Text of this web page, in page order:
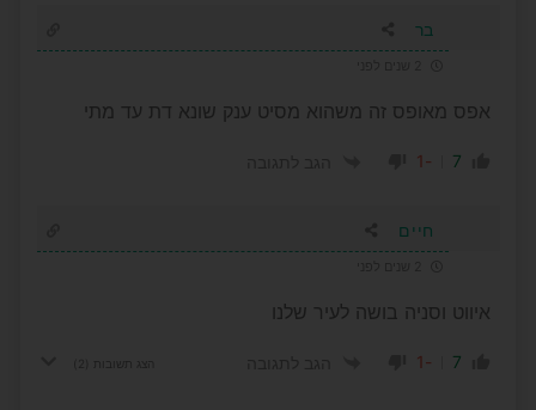
בר
אפס מאופס זה משהוא מסיט ענק שונא דת עד מתי
7
-1
חיים
איווט וסניה בושה לעיר שלנו
7
-1 הצג תשובות